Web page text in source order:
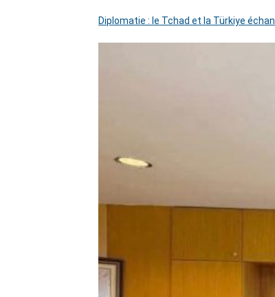
Diplomatie : le Tchad et la Türkiye